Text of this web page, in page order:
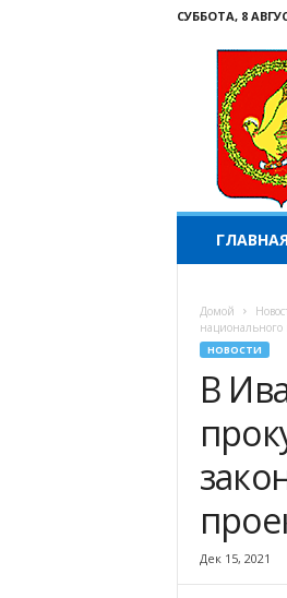
СУББОТА, 8
ш
И
ГЛАВНАЯ
Домой
национального
НОВОСТИ
В
Дек 15, 2021